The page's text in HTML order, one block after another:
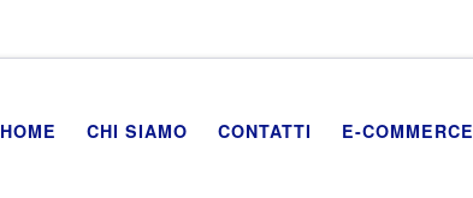
HOME CHI SIAMO CONTATTI E-COMMERCE